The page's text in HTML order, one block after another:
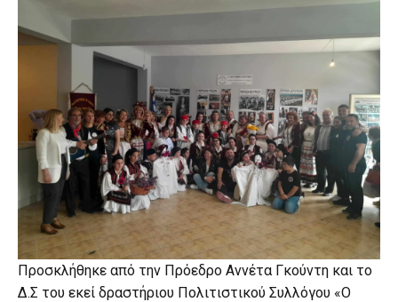
Προσκλήθηκε από την Πρόεδρο Αννέτα Γκούντη και το
Δ.Σ του εκεί δραστήριου Πολιτιστικού Συλλόγου «Ο